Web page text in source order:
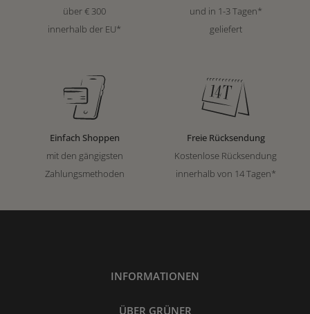
über € 300
innerhalb der EU*
und in 1-3 Tagen*
geliefert
Einfach Shoppen
mit den gängigsten
Zahlungsmethoden
Freie Rücksendung
Kostenlose Rücksendung
innerhalb von 14 Tagen*
INFORMATIONEN
ÜBER GRÜNER